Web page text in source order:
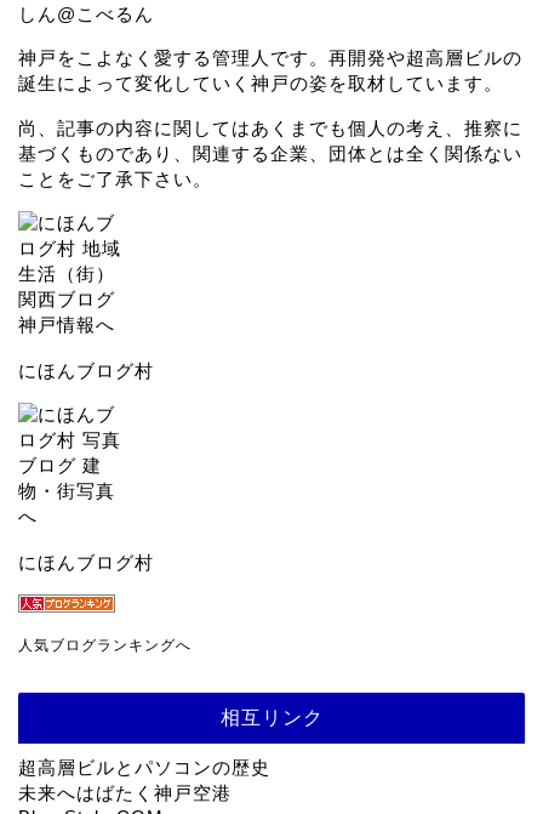
しん@こべるん
神戸をこよなく愛する管理人です。再開発や超高層ビルの
誕生によって変化していく神戸の姿を取材しています。
尚、記事の内容に関してはあくまでも個人の考え、推察に
基づくものであり、関連する企業、団体とは全く関係ない
ことをご了承下さい。
にほんブログ村
にほんブログ村
人気ブログランキングへ
相互リンク
超高層ビルとパソコンの歴史
未来へはばたく神戸空港